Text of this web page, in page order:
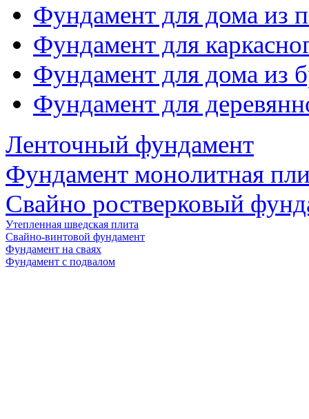
Фундамент для дома из
Фундамент для
Фундамент для дома из
Фундамент для
Ленточный фундамент
Фундамент монолитная
Свайно ростверковый
Утепленная шведская плита
Свайно-винтовой фундамент
Фундамент на сваях
Фундамент с подвалом